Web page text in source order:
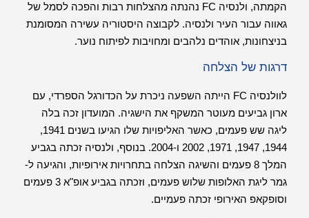
הקמתה, ולנסיה FC נהנתה מהצלחות רבות והפכה לסמל של
גאווה עבור העיר ולנסיה. לקבוצה היסטוריה עשירה המסומנת
בניצחונות, אוהדים נלהבים ומחויבות לפיתוח נוער.
דרגות של הצלחה
לוולנסיה FC הייתה השפעה ניכרת על הכדורגל הספרדי, עם
ארון גביעים מעוטר המשקף את הישגיה. המועדון זכה בלה
ליגה שש פעמים, כאשר האליפויות שלו הגיעו בשנים 1941,
1944, 1947, 1971, 2002 ו-2004. בנוסף, ולנסיה זכתה בגביע
המלך 8 פעמים והשיגה הצלחה בתחרויות אירופיות, והגיעה ל-
גמר ליגת האלופות שלוש פעמים, וזכתה בגביע אופ"א 3 פעמים
וסופקאפ האירופי זכתה פעמיים.